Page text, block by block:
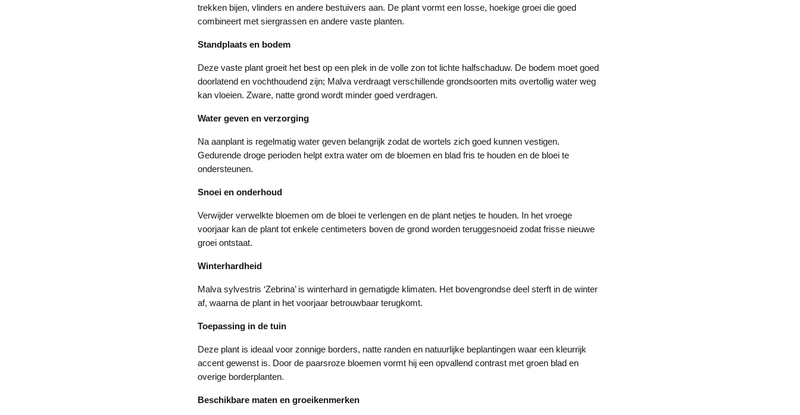
trekken bijen, vlinders en andere bestuivers aan. De plant vormt een losse, hoekige groei die goed
combineert met siergrassen en andere vaste planten.
Standplaats en bodem
Deze vaste plant groeit het best op een plek in de volle zon tot lichte halfschaduw. De bodem moet goed
doorlatend en vochthoudend zijn; Malva verdraagt verschillende grondsoorten mits overtollig water weg
kan vloeien. Zware, natte grond wordt minder goed verdragen.
Water geven en verzorging
Na aanplant is regelmatig water geven belangrijk zodat de wortels zich goed kunnen vestigen.
Gedurende droge perioden helpt extra water om de bloemen en blad fris te houden en de bloei te
ondersteunen.
Snoei en onderhoud
Verwijder verwelkte bloemen om de bloei te verlengen en de plant netjes te houden. In het vroege
voorjaar kan de plant tot enkele centimeters boven de grond worden teruggesnoeid zodat frisse nieuwe
groei ontstaat.
Winterhardheid
Malva sylvestris ‘Zebrina’ is winterhard in gematigde klimaten. Het bovengrondse deel sterft in de winter
af, waarna de plant in het voorjaar betrouwbaar terugkomt.
Toepassing in de tuin
Deze plant is ideaal voor zonnige borders, natte randen en natuurlijke beplantingen waar een kleurrijk
accent gewenst is. Door de paarsroze bloemen vormt hij een opvallend contrast met groen blad en
overige borderplanten.
Beschikbare maten en groeikenmerken